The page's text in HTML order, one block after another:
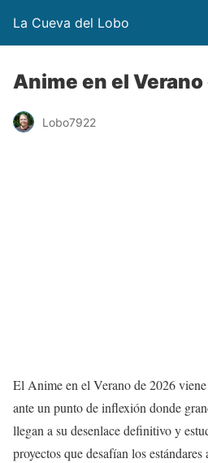
La Cueva del Lobo
Anime en el
Lobo7922
El Anime en el Verano de 2026
ante un punto de inflexión donde
llegan a su desenlace definitivo y
proyectos que desafían los